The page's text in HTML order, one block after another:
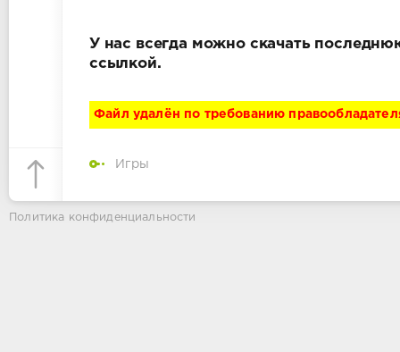
У нас всегда можно скачать
ссылкой.
Файл удалён по требованию
Игры
Политика конфиденциальности